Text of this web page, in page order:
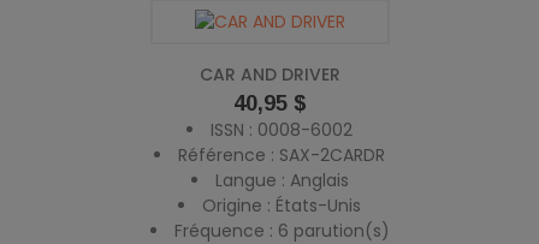
CAR AND DRIVER
Prix
40,95 $
ISSN : 0008-6002
Référence : SAX-2CARDR
Langue : Anglais
Origine : États-Unis
Fréquence : 6 parution(s)